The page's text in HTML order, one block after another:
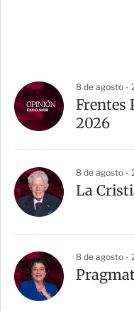
8 de agosto -
Frentes
2026
8 de agosto -
La
8 de agosto -